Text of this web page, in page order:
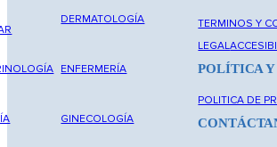
DERMATOLOGÍA
ENFERMERÍA
GINECOLOGÍA
TERMINOS Y
LEGAL
POLÍTICA
POLITICA DE